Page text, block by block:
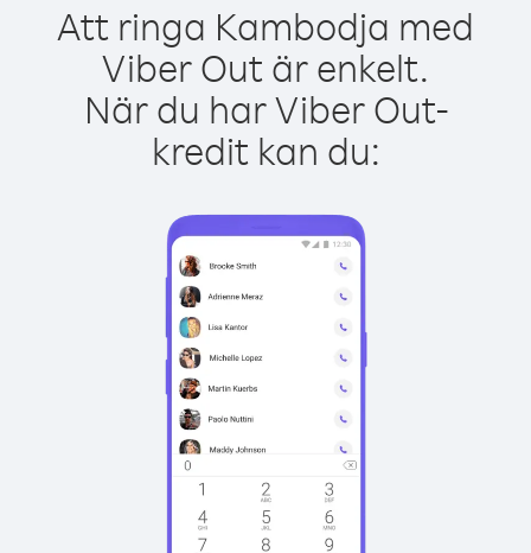
Att ringa Kambodja med
Viber Out är enkelt.
När du har Viber Out-
kredit kan du: